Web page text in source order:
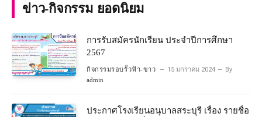
ข่าว-กิจกรรม ยอดนิยม
การรับสมัครนักเรียน ประจำปีการศึกษา
2567
กิจกรรมรอบรั้วฟ้า-ขาว 15 มกราคม 2024 By
admin
ประกาศโรงเรียนอนุบาลสระบุรี เรื่อง รายชื่อ